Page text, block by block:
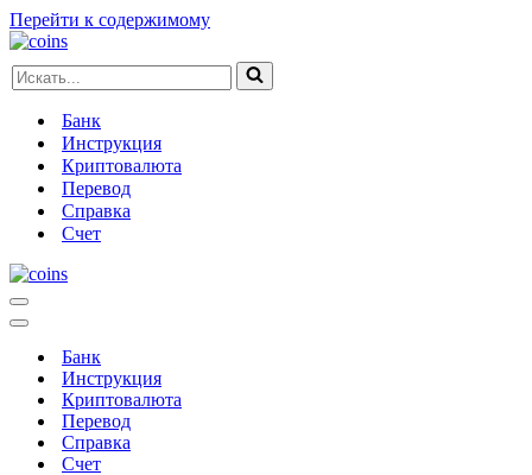
Перейти к содержимому
Искать...
Банк
Инструкция
Криптовалюта
Перевод
Справка
Счет
Меню
навигации
Меню
навигацииБанк
Инструкция
Криптовалюта
Перевод
Справка
Счет